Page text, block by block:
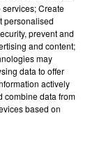
Create
personalised
prevent and
and content;
may
data to offer
actively
combine data from
based on